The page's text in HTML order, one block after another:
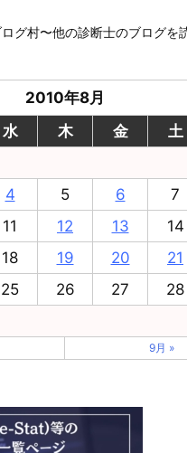
グ村〜他の診断士のブログを
2010年8月
水 木 金 土
4 5 6 7
11 12 13 14
18 19 20 21
25 26 27 28
9月 »